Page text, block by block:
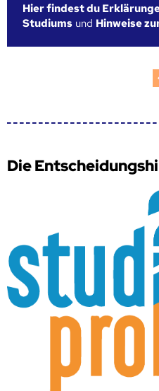
Hier findest du
Studiums und Hinweise
Die